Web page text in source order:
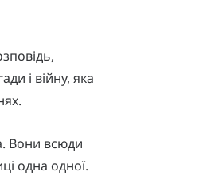
і війну, яка
Вони всюди
одна одної.